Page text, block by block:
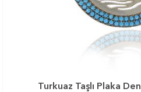
Turkuaz Taşlı Plaka